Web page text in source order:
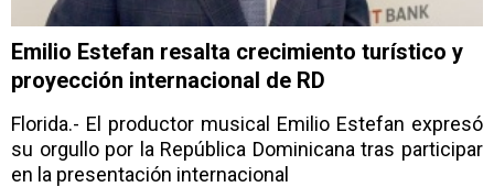
Emilio Estefan resalta crecimiento turístico y
proyección internacional de RD
Florida.- El productor musical Emilio Estefan expresó
su orgullo por la República Dominicana tras participar
en la presentación internacional